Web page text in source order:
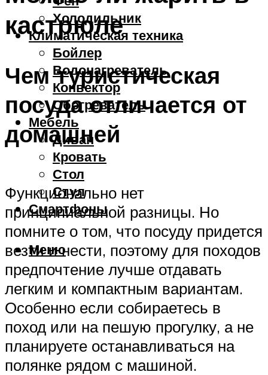
Холодильник
Климатическая техника
Бойлер
Водонагреватель
Конвектор
Обогреватель
Мебель
Диван
Кровать
Стол
Стул
Смартфоны
Меню
кастрюле
Чем туристическая
посуда отличается от
домашней
Функционально нет
принципиальной разницы. Но
помните о том, что посуду придется
везти и нести, поэтому для походов
предпочтение лучше отдавать
легким и компактным вариантам.
Особенно если собираетесь в
поход или на пешую прогулку, а не
планируете останавливаться на
полянке рядом с машиной.